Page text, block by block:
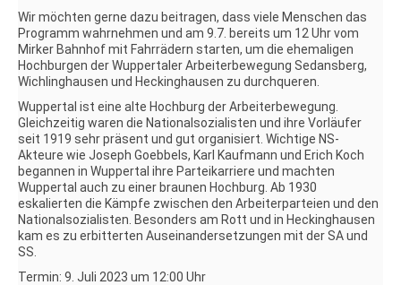
Wir möchten gerne dazu beitragen, dass viele Menschen das
Programm wahrnehmen und am 9.7. bereits um 12 Uhr vom
Mirker Bahnhof mit Fahrrädern starten, um die ehemaligen
Hochburgen der Wuppertaler Arbeiterbewegung Sedansberg,
Wichlinghausen und Heckinghausen zu durchqueren.
Wuppertal ist eine alte Hochburg der Arbeiterbewegung.
Gleichzeitig waren die Nationalsozialisten und ihre Vorläufer
seit 1919 sehr präsent und gut organisiert. Wichtige NS-
Akteure wie Joseph Goebbels, Karl Kaufmann und Erich Koch
begannen in Wuppertal ihre Parteikarriere und machten
Wuppertal auch zu einer braunen Hochburg. Ab 1930
eskalierten die Kämpfe zwischen den Arbeiterparteien und den
Nationalsozialisten. Besonders am Rott und in Heckinghausen
kam es zu erbitterten Auseinandersetzungen mit der SA und
SS.
Termin: 9. Juli 2023 um 12:00 Uhr